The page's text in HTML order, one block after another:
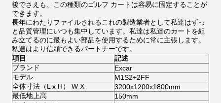
後でさえも、この種類のゴルフ カートは容易に固定することが
できます。
長年にわたりファイルされるこれの製造業者として私達はずっ
と品質管理にいつも集中しています。私達は私達のカートを組
み立てるのに最もよい部品を使用するために常に主張します。
私達はより信頼できるパートナーです。
項目
記述
ブランド
Excar
モデル
M1S2+2FF
全体寸法（L x H） W X
3200x1200x1800mm
最低地上高
150mm